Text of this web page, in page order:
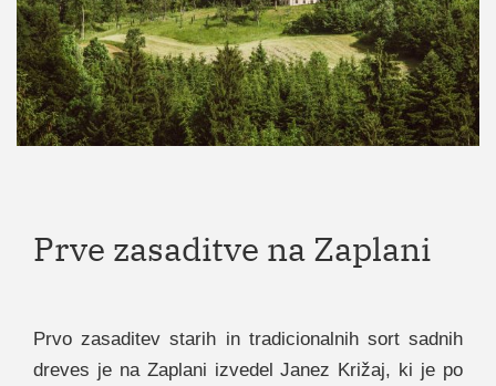
Prve zasaditve na Zaplani
Prvo zasaditev starih in tradicionalnih sort sadnih
dreves je na Zaplani izvedel Janez Križaj, ki je po